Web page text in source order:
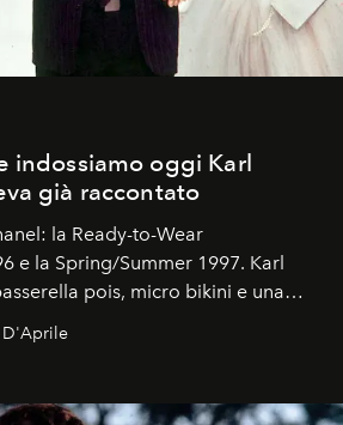
indossiamo oggi Karl
già raccontato
la Ready-to-Wear
e la Spring/Summer 1997. Karl
pois, micro bikini e una
la spiaggia
una dietro l'altra. Trent'anni dopo,
contemporanei che abbiamo.
D'Aprile